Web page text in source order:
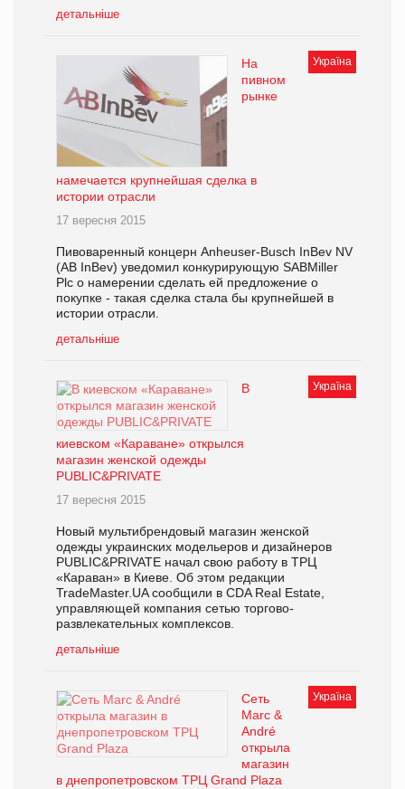
детальніше
Україна
На
пивном
рынке
намечается крупнейшая сделка в
истории отрасли
17 вересня 2015
Пивоваренный концерн Anheuser-Busch InBev NV
(AB InBev) уведомил конкурирующую SABMiller
Plc о намерении сделать ей предложение о
покупке - такая сделка стала бы крупнейшей в
истории отрасли.
детальніше
Україна
В
киевском «Караване» открылся
магазин женской одежды
PUBLIC&PRIVATE
17 вересня 2015
Новый мультибрендовый магазин женской
одежды украинских модельеров и дизайнеров
PUBLIC&PRIVATE начал свою работу в ТРЦ
«Караван» в Киеве. Об этом редакции
TradeMaster.UA сообщили в CDA Real Estate,
управляющей компания сетью торгово-
развлекательных комплексов.
детальніше
Україна
Сеть
Marc &
André
открыла
магазин
в днепропетровском ТРЦ Grand Plaza